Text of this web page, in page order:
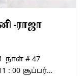
-ராஜா
# 47
: 00 சூப்பர்…